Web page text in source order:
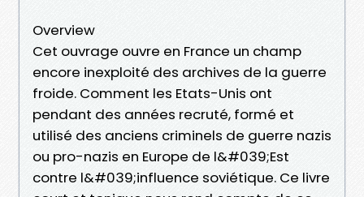
Overview
Cet ouvrage ouvre en France un champ
encore inexploité des archives de la guerre
froide. Comment les Etats-Unis ont
pendant des années recruté, formé et
utilisé des anciens criminels de guerre nazis
ou pro-nazis en Europe de l&#039;Est
contre l&#039;influence soviétique. Ce livre